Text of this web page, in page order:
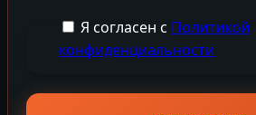
Я согласен с Политикой
конфиденциальности